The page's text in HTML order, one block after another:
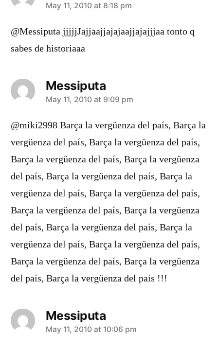
says:
May 11, 2010 at 8:18 pm
@Messiputa jjjjjJajjaajjajajaajjajajjjaa tonto q
sabes de historiaaa
Messiputa
says:
May 11, 2010 at 9:09 pm
@miki2998 Barça la vergüenza del país, Barça la
vergüenza del país, Barça la vergüenza del país,
Barça la vergüenza del país, Barça la vergüenza
del país, Barça la vergüenza del país, Barça la
vergüenza del país, Barça la vergüenza del país,
Barça la vergüenza del país, Barça la vergüenza
del país, Barça la vergüenza del país, Barça la
vergüenza del país, Barça la vergüenza del país,
Barça la vergüenza del país, Barça la vergüenza
del país, Barça la vergüenza del país !!!
Messiputa
says:
May 11, 2010 at 10:06 pm